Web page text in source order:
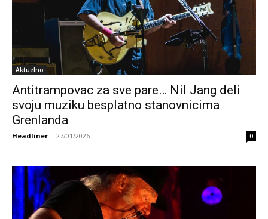
Aktuelno
Antitrampovac za sve pare… Nil Jang deli
svoju muziku besplatno stanovnicima
Grenlanda
Headliner - 27/01/2026 0